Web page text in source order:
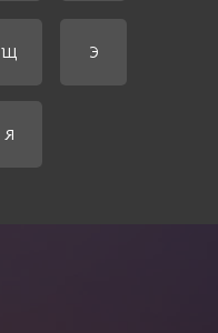
Щ Э
Я